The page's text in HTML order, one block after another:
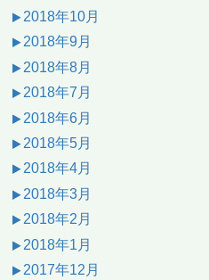
2018年10月
2018年9月
2018年8月
2018年7月
2018年6月
2018年5月
2018年4月
2018年3月
2018年2月
2018年1月
2017年12月